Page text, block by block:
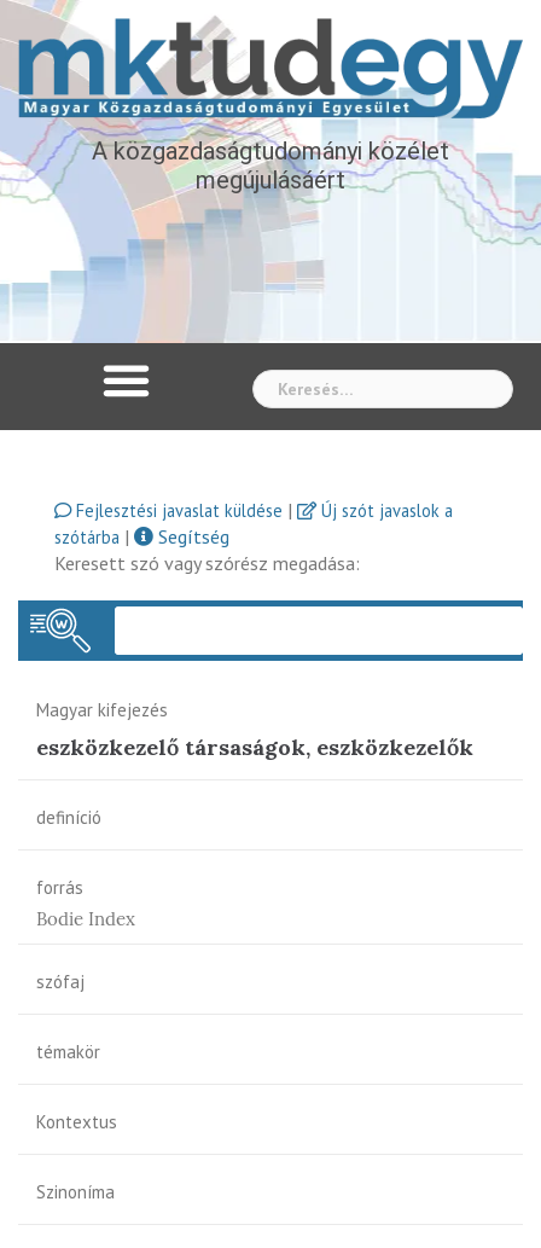
A közgazdaságtudományi közélet
megújulásáért
Fejlesztési javaslat küldése |
Új szót javaslok a
szótárba |
Segítség
Keresett szó vagy szórész megadása:
Magyar kifejezés
eszközkezelő társaságok, eszközkezelők
definíció
forrás
Bodie Index
szófaj
témakör
Kontextus
Szinoníma